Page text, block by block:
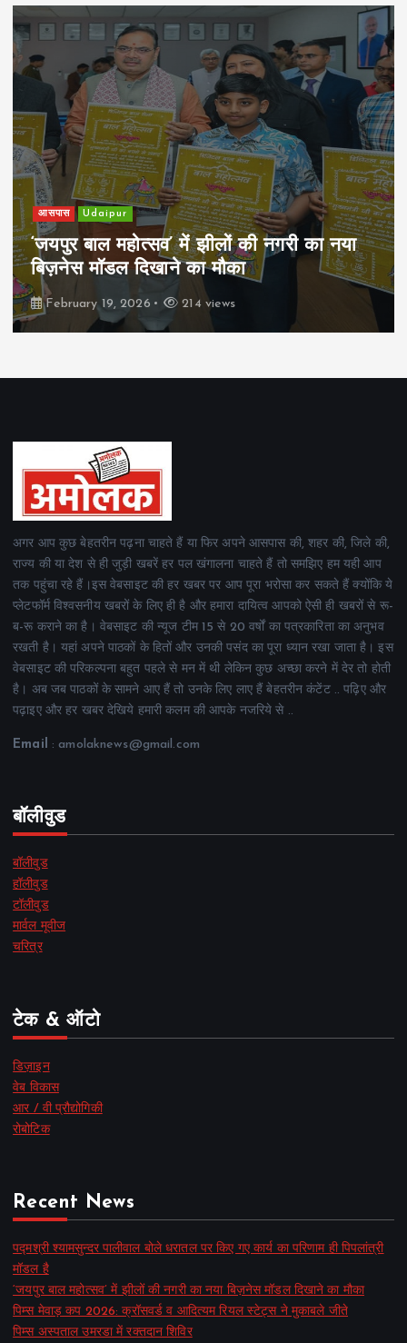
आसपास Udaipur
‘जयपुर बाल महोत्सव’ में झीलों की नगरी का नया
बिज़नेस मॉडल दिखाने का मौका
February 19, 2026 214 views
अगर आप कुछ बेहतरीन पढ़ना चाहते हैं या फिर अपने आसपास की, शहर की, जिले की,
राज्य की या देश से ही जुड़ी खबरें हर पल खंगालना चाहते हैं तो समझिए हम यही आप
तक पहुंचा रहे हैं।इस वेबसाइट की हर खबर पर आप पूरा भरोसा कर सकते हैं क्योंकि ये
प्लेटफॉर्म विश्वसनीय खबरों के लिए ही है और हमारा दायित्व आपको ऐसी ही खबरों से रू-
ब-रू कराने का है। वेबसाइट की न्यूज टीम 15 से 20 वर्षों का पत्रकारिता का अनुभव
रखती है। यहां अपने पाठकों के हितों और उनकी पसंद का पूरा ध्यान रखा जाता है। इस
वेबसाइट की परिकल्पना बहुत पहले से मन में थी लेकिन कुछ अच्छा करने में देर तो होती
है। अब जब पाठकों के सामने आए हैं तो उनके लिए लाए हैं बेहतरीन कंटेंट .. पढ़िए और
पढ़ाइए और हर खबर देखिये हमारी कलम की आपके नजरिये से ..
Email : amolaknews@gmail.com
बॉलीवुड
बॉलीवुड
हॉलीवुड
टॉलीवुड
मार्वल मूवीज
चरित्र
टेक & ऑटो
डिज़ाइन
वेब विकास
आर / वी प्रौद्योगिकी
रोबोटिक
Recent News
पद्मश्री श्यामसुन्दर पालीवाल बोले धरातल पर किए गए कार्य का परिणाम ही पिपलांत्री
मॉडल है
‘जयपुर बाल महोत्सव’ में झीलों की नगरी का नया बिज़नेस मॉडल दिखाने का मौका
पिम्स मेवाड़ कप 2026: क्रॉसवर्ड व आदित्यम रियल स्टेट्स ने मुकाबले जीते
पिम्स अस्पताल उमरडा में रक्तदान शिविर